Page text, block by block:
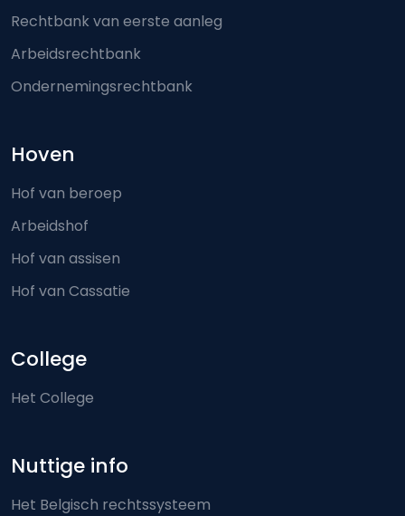
Rechtbank van eerste aanleg
Arbeidsrechtbank
Ondernemingsrechtbank
Hoven
Hof van beroep
Arbeidshof
Hof van assisen
Hof van Cassatie
College
Het College
Nuttige info
Het Belgisch rechtssysteem